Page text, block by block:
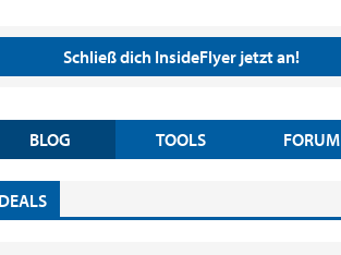
Schließ dich InsideFlyer jetzt an!
BLOG TOOLS FORUM
DEALS